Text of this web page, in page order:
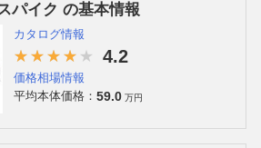
パイク の基本情報
カタログ情報
4.2
価格相場情報
平均本体価格： 59.0 万円